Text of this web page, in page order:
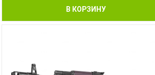
В КОРЗИНУ